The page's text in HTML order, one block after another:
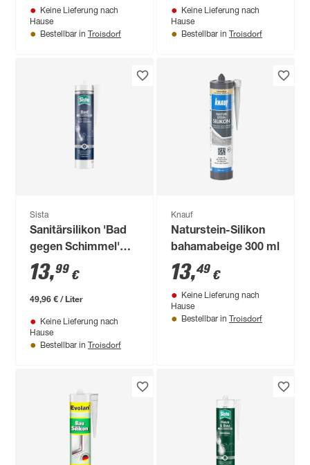
Keine Lieferung nach
Hause
Bestellbar in Troisdorf
Keine Lieferung nach
Hause
Bestellbar in Troisdorf
Sista
Sanitärsilikon 'Bad
gegen Schimmel'
hellgrau 280 ml
13,99 €
49,96 € / Liter
Keine Lieferung nach
Hause
Bestellbar in Troisdorf
Knauf
Naturstein-Silikon
bahamabeige 300 ml
13,49 €
Keine Lieferung nach
Hause
Bestellbar in Troisdorf